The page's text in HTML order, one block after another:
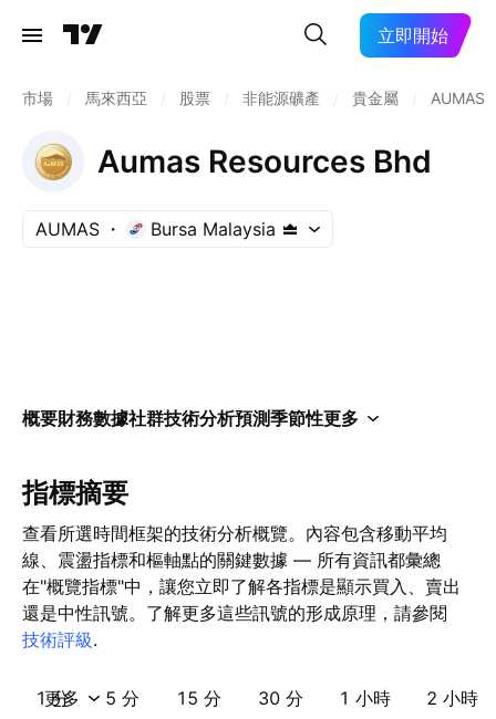
立即開始
市場 馬來西亞 股票 非能源礦產 貴金屬 AUMAS
Aumas Resources Bhd
AUMAS Bursa Malaysia
概要財務數據社群技術分析預測季節性更多
指標摘要
查看所選時間框架的技術分析概覽。內容包含移動平均
線、震盪指標和樞軸點的關鍵數據 — 所有資訊都彙總
在"概覽指標"中，讓您立即了解各指標是顯示買入、賣出
還是中性訊號。了解更多這些訊號的形成原理，請參閱
技術評級.
1 分 5 分 15 分 30 分 1 小時 2 小時
更多